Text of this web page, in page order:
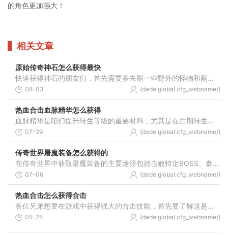
的角色更加强大！
相关文章
原始传奇神石怎么获得最快
快速获得神石的朋友们，首先需要多去刷一些野外的怪物和副本，游戏里很多常见的怪物都有概率掉落神石碎片，把这些碎片攒起来就能在神石商人那里换取完整的神石。除了打怪掉落
08-03 {dede:global.cfg_webname/}
热血合击血脉精华怎么获得
血脉精华是咱们提升转生等级的重要材料，尤其是在后期转生过程中需求量会逐渐增加。提前了解获取方法可以帮助朋友们更有效地规划资源积累，避免在需要时手忙脚乱。很多小伙伴
07-29 {dede:global.cfg_webname/}
传奇世界屠魔装备怎么获得的
在传奇世界中获取屠魔装备的主要途径包括击败特定BOSS、参与副本挑战以及利用游戏内锻造系统。高等级BOSS如祖玛教主等有概率直接掉落屠魔装备，尤其是55级以上的BOSS具备掉落屠龙类
07-06 {dede:global.cfg_webname/}
热血合击怎么获得合击
各位兄弟想要在游戏中获得强大的合击技能，首先要了解这是主角和英雄并肩作战时释放的特殊招式。合击技能的获得需要先完成一些基础准备，比如兄弟们的角色等级需要达到一定要
05-25 {dede:global.cfg_webname/}